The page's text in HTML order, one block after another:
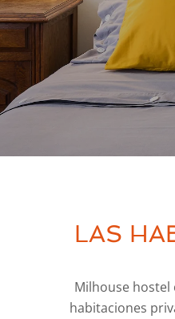
LAS
Milhouse
habitaciones